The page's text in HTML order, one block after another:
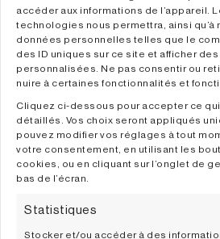
accéder aux informations de l’appareil.
technologies nous permettra, ainsi
données personnelles telles que le
des ID uniques sur ce site et afficher
personnalisées. Ne pas consentir ou
nuire à certaines fonctionnalités et
Cliquez ci-dessous pour accepter ce
détaillés. Vos choix seront appliqués
pouvez modifier vos réglages à tout
votre consentement, en utilisant les
cookies, ou en cliquant sur l’onglet de
bas de l’écran.
Statistiques
Stocker et/ou accéder à des